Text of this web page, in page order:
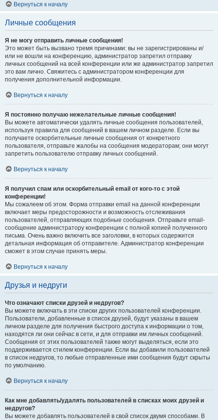
Вернуться к началу
Личные сообщения
Я не могу отправить личные сообщения!
Это может быть вызвано тремя причинами: вы не зарегистрированы и/
или не вошли на конференцию, администратор запретил отправку
личных сообщений на всей конференции или же администратор запретил
это вам лично. Свяжитесь с администратором конференции для
получения дополнительной информации.
Вернуться к началу
Я постоянно получаю нежелательные личные сообщения!
Вы можете автоматически удалять личные сообщения пользователей,
используя правила для сообщений в вашем личном разделе. Если вы
получаете оскорбительные личные сообщения от конкретного
пользователя, отправьте жалобы на сообщения модераторам; они могут
запретить пользователю отправку личных сообщений.
Вернуться к началу
Я получил спам или оскорбительный email от кого-то с этой
конференции!
Мы сожалеем об этом. Форма отправки email на данной конференции
включает меры предосторожности и возможность отслеживания
пользователей, отправляющих подобные сообщения. Отправьте email-
сообщение администратору конференции с полной копией полученного
письма. Очень важно включить все заголовки, в которых содержится
детальная информация об отправителе. Администратор конференции
сможет в этом случае принять меры.
Вернуться к началу
Друзья и недруги
Что означают списки друзей и недругов?
Вы можете включать в эти списки других пользователей конференции.
Пользователи, добавленные в список друзей, будут указаны в вашем
личном разделе для получения быстрого доступа к информации о том,
находятся ли они сейчас в сети, и для отправки им личных сообщений.
Сообщения от этих пользователей также могут выделяться, если это
поддерживается стилем конференции. Если вы добавили пользователей
в список недругов, то любые отправленные ими сообщения будут скрыты
по умолчанию.
Вернуться к началу
Как мне добавлять/удалять пользователей в списках моих друзей и
недругов?
Вы можете добавлять пользователей в свой список двумя способами. В